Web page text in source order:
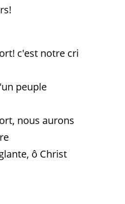
c'est notre cri
peuple
nous aurons
ô Christ